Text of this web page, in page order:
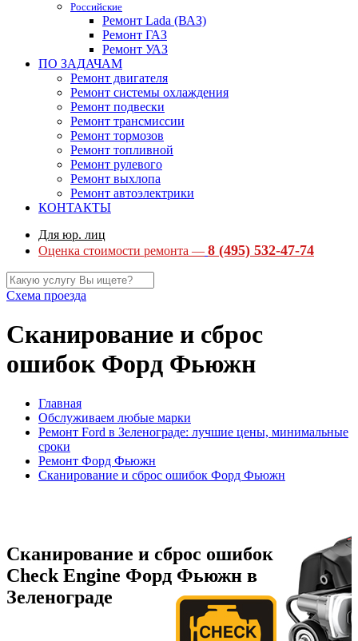
Российские
Ремонт Lada (ВАЗ)
Ремонт ГАЗ
Ремонт УАЗ
ПО ЗАДАЧАМ
Ремонт двигателя
Ремонт системы охлаждения
Ремонт подвески
Ремонт трансмиссии
Ремонт тормозов
Ремонт топливной
Ремонт рулевого
Ремонт выхлопа
Ремонт автоэлектрики
КОНТАКТЫ
Для юр. лиц
Оценка стоимости ремонта — 8 (495) 532-47-74
Схема проезда
Сканирование и сброс
ошибок Форд Фьюжн
Главная
Обслуживаем любые марки
Ремонт Ford в Зеленограде: лучшие цены, минимальные
сроки
Ремонт Форд Фьюжн
Сканирование и сброс ошибок Форд Фьюжн
Сканирование и сброс ошибок
Check Engine Форд Фьюжн в
Зеленограде